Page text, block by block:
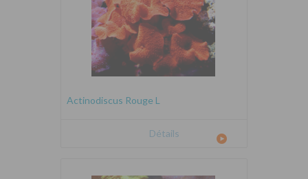
Actinodiscus Rouge L
Détails